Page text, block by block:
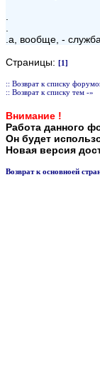
.а, вообще, -
Страницы: [1]
:: Возврат к списку
:: Возврат к списку тем -»
Внимание !
Работа данного
Он будет
Новая версия
Возврат к основноей